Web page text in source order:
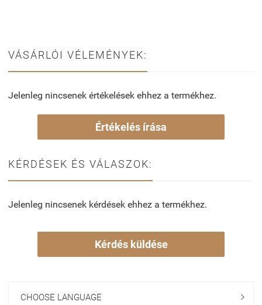
VÁSÁRLÓI VÉLEMÉNYEK:
Jelenleg nincsenek értékelések ehhez a termékhez.
Értékelés írása
KÉRDÉSEK ÉS VÁLASZOK:
Jelenleg nincsenek kérdések ehhez a termékhez.
Kérdés küldése
CHOOSE LANGUAGE 